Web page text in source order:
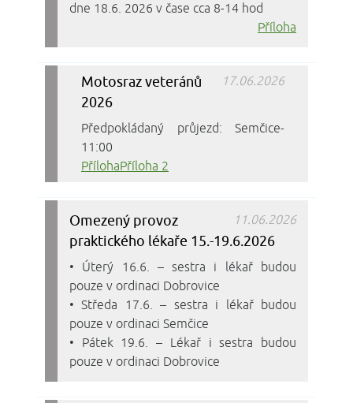
dne 18.6. 2026 v čase cca 8-14 hod
Příloha
17.06.2026
Motosraz veteránů
2026
Předpokládaný průjezd: Semčice-
11:00
PřílohaPříloha 2
11.06.2026
Omezený provoz
praktického lékaře 15.-19.6.2026
• Úterý 16.6. – sestra i lékař budou
pouze v ordinaci Dobrovice
• Středa 17.6. – sestra i lékař budou
pouze v ordinaci Semčice
• Pátek 19.6. – Lékař i sestra budou
pouze v ordinaci Dobrovice